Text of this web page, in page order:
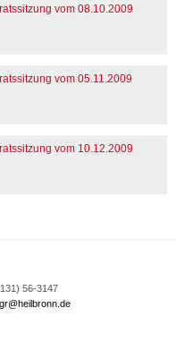
vom 08.10.2009
vom 05.11.2009
vom 10.12.2009
56-3147